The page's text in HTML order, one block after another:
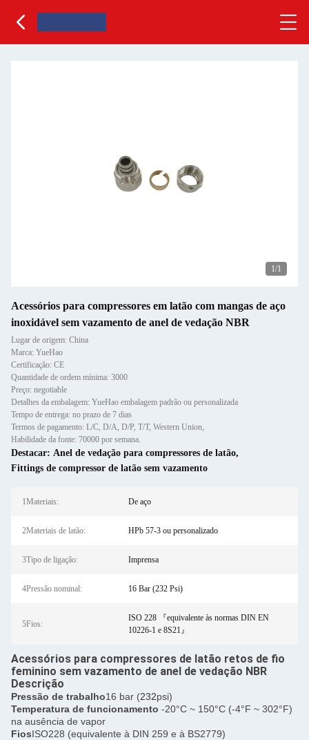
1/1
Acessórios para compressores em latão com mangas de aço
inoxidável sem vazamento de anel de vedação NBR
Lugar de origem: China
Marca: YueHao
Certificação: CE
Quantidade de ordem mínima: 3000
Preço: negotiable
Detalhes da embalagem: YueHao embalagem padrão ou personalizada
Tempo de entrega: no prazo de 7 dias
Termos de pagamento: L/C, D/A, D/P, T/T, Western Union,
Habilidade da fonte: 70000 por semana.
Destacar: Anel de vedação para compressores de latão,
Fittings de compressor de latão sem vazamento
1Materiais: De aço
2Materiais de latão: HPb 57-3 ou personalizado
3Tipo de ligação: Imprensa
4Pressão nominal: 16 Bar (232 Psi)
5Fios:
ISO 228 『equivalente às normas DIN EN
10226-1 e 8S21』
Acessórios para compressores de latão retos de fio
feminino sem vazamento de anel de vedação NBR
Descrição
Pressão de trabalho16 bar (232psi)
Temperatura de funcionamento -20°C ~ 150°C (-4°F ~ 302°F)
na ausência de vapor
FiosISO228 (equivalente à DIN 259 e à BS2779)